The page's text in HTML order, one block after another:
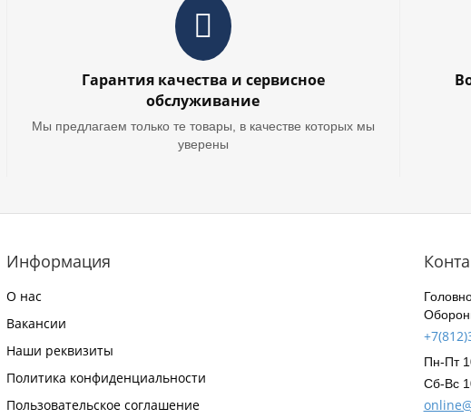
Гарантия качества и сервисное
обслуживание
Мы предлагаем только те товары, в качестве которых мы
уверены
Информация
О нас
Вакансии
Наши реквизиты
Политика конфиденциальности
Пользовательское соглашение
Пн-Пт
Сб-Вс